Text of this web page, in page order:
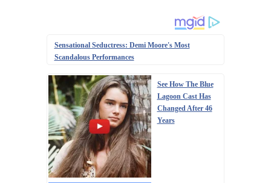
Sensational Seductress: Demi Moore's Most
Scandalous Performances
See How The Blue
Lagoon Cast Has
Changed After 46
Years